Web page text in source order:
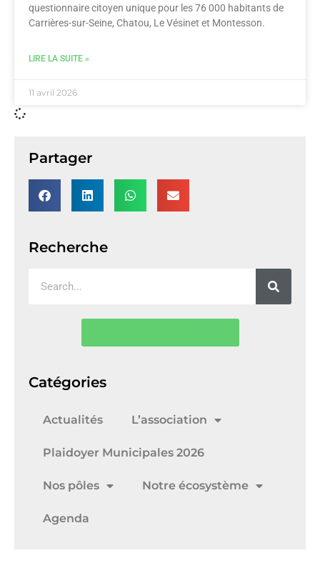
questionnaire citoyen unique pour les 76 000 habitants de
Carrières-sur-Seine, Chatou, Le Vésinet et Montesson.
LIRE LA SUITE »
11 avril 2026
Partager
Recherche
Catégories
Actualités L’association
Plaidoyer Municipales 2026
Nos pôles Notre écosystème
Agenda